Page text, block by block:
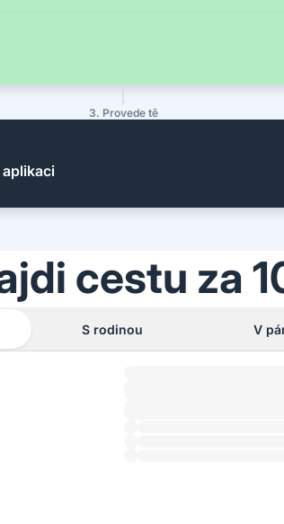
3. Provede tě
cestu za
S rodinou V